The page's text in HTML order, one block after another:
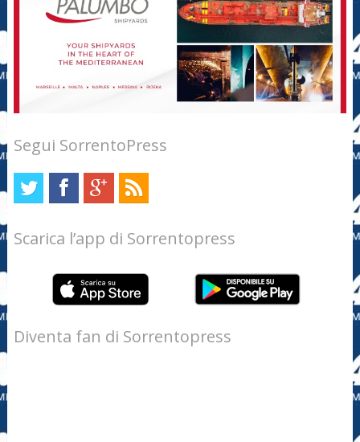
Segui SorrentoPress
Scarica l’app di Sorrentopress
Diventa fan di Sorrentopress